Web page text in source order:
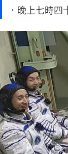
．晚上七時四